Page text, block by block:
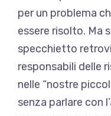
per un problema
essere risolto. Ma
specchietto
responsabili delle
nelle “nostre
senza parlare con